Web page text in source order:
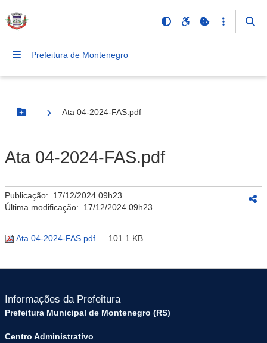
Prefeitura de Montenegro
Botão Menu
Ata 04-2024-FAS.pdf
Ata 04-2024-FAS.pdf
Publicação: 17/12/2024 09h23
Última modificação: 17/12/2024 09h23
Ata 04-2024-FAS.pdf — 101.1 KB
Informações da Prefeitura
Prefeitura Municipal de Montenegro (RS)
Centro Administrativo